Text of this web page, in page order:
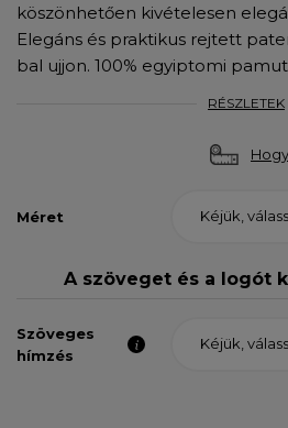
köszönhetően kivételesen
Elegáns és praktikus rejtett
bal ujjon. 100% egyiptomi
RÉSZLETEK
Méret Kéjük,
A szöveget és a logót
Szöveges
hímzés
Kéjük,